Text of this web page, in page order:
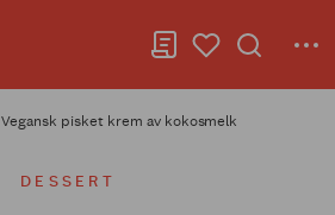
Vegansk pisket krem av kokosmelk
DESSERT